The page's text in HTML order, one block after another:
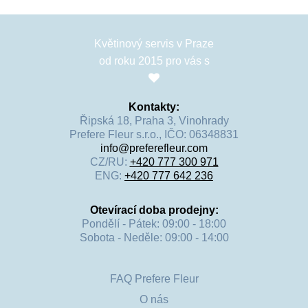
Květinový servis v Praze
od roku 2015 pro vás s
Kontakty:
Řipská 18, Praha 3, Vinohrady
Prefere Fleur s.r.o., IČO: 06348831
info@preferefleur.com
CZ/RU: +420 777 300 971
ENG: +420 777 642 236
Otevírací doba prodejny:
Pondělí - Pátek: 09:00 - 18:00
Sobota - Neděle: 09:00 - 14:00
FAQ Prefere Fleur
O nás